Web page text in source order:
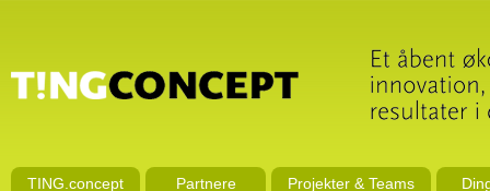
TING.concept Partnere Projekter & Teams